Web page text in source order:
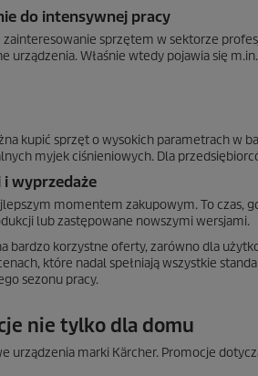
do intensywnej pracy
zainteresowanie sprzętem w sektorze
urządzenia. Właśnie wtedy pojawia się
kupić sprzęt o wysokich parametrach w
myjek ciśnieniowych. Dla
wyprzedaże
momentem zakupowym. To czas,
lub zastępowane nowszymi wersjami.
bardzo korzystne oferty, zarówno dla
które nadal spełniają wszystkie
sezonu pracy.
nie tylko dla domu
urządzenia marki Kärcher. Promocje